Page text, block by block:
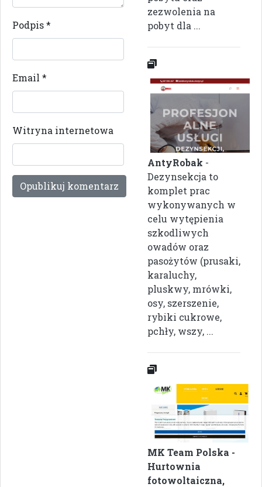
Podpis*
Email *
Witryna internetowa
zezwolenia na
pobyt dla ...
AntyRobak -
Dezynsekcja to
komplet prac
wykonywanych w
celu wytępienia
szkodliwych
owadów oraz
pasożytów (prusaki,
karaluchy,
pluskwy, mrówki,
osy, szerszenie,
rybiki cukrowe,
pchły, wszy, ...
MK Team Polska -
Hurtownia
fotowoltaiczna,